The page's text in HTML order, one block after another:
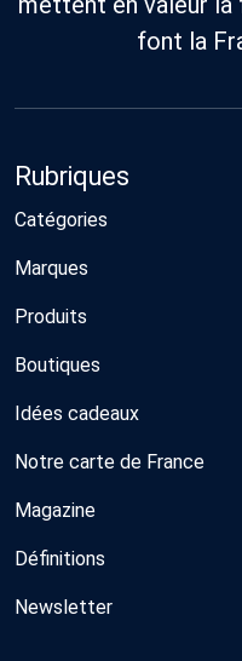
sont conçus
chaque
font la
Rubriques
Catégories
Marques
Produits
Boutiques
Idées cadeaux
Notre carte de France
Magazine
Définitions
Newsletter